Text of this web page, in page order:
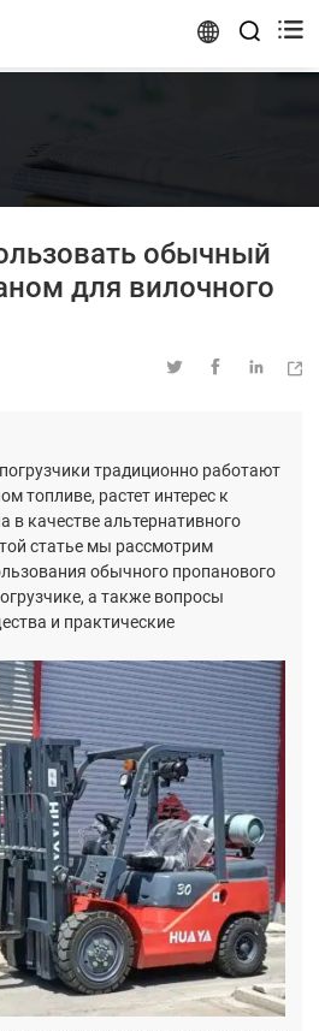
 
обычный
для вилочного
   
традиционно работают
топливе, растет интерес к
в качестве альтернативного
статье мы рассмотрим
обычного пропанового
а также вопросы
и практические